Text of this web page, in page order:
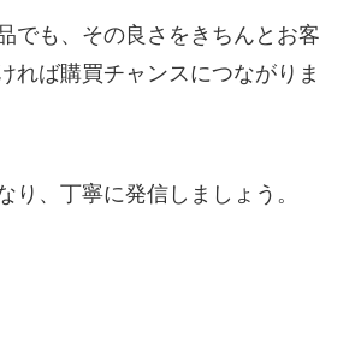
でも、その良さをきちんとお客
れば購買チャンスにつながりま
り、丁寧に発信しましょう。